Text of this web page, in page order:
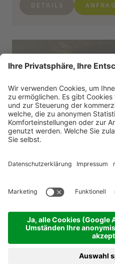
DETAILS
9,9 324 Bewertungen
Hotel Golserhof****s
Almen und Palmen über
Meran und Umgebung &